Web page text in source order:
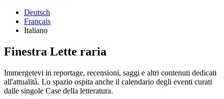
Deutsch
Français
Italiano
Finestra Lette raria
Immergetevi in reportage, recensioni, saggi e altri contenuti dedicati
all'attualità. Lo spazio ospita anche il calendario degli eventi curati
dalle singole Case della letteratura.